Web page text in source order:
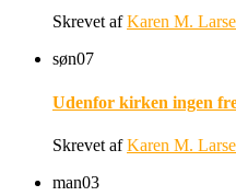
Skrevet afKaren M.
søn07
Udenfor kirken ingen
Skrevet afKaren M.
man03